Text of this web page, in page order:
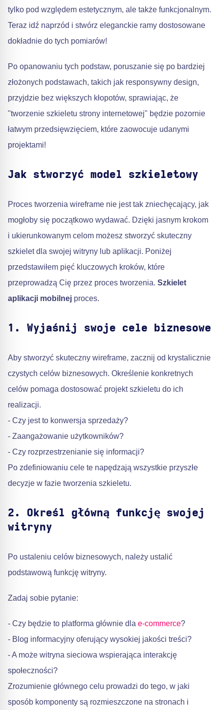
tylko pod względem estetycznym, ale także funkcjonalnym.
Teraz idź naprzód i stwórz eleganckie ramy dostosowane
dokładnie do tych pomiarów!
Po opanowaniu tych podstaw, poruszanie się po bardziej
złożonych podstawach, takich jak responsywny design,
przyjdzie bez większych kłopotów, sprawiając, że
"tworzenie szkieletu strony internetowej" będzie pozornie
łatwym przedsięwzięciem, które zaowocuje udanymi
projektami!
Jak stworzyć model szkieletowy
Proces tworzenia wireframe nie jest tak zniechęcający, jak
mogłoby się początkowo wydawać. Dzięki jasnym krokom
i ukierunkowanym celom możesz stworzyć skuteczny
szkielet dla swojej witryny lub aplikacji. Poniżej
przedstawiłem pięć kluczowych kroków, które
przeprowadzą Cię przez proces tworzenia. Szkielet
aplikacji mobilnej proces.
1. Wyjaśnij swoje cele biznesowe
Aby stworzyć skuteczny wireframe, zacznij od krystalicznie
czystych celów biznesowych. Określenie konkretnych
celów pomaga dostosować projekt szkieletu do ich
realizacji.
- Czy jest to konwersja sprzedaży?
- Zaangażowanie użytkowników?
- Czy rozprzestrzenianie się informacji?
Po zdefiniowaniu cele te napędzają wszystkie przyszłe
decyzje w fazie tworzenia szkieletu.
2. Określ główną funkcję swojej
witryny
Po ustaleniu celów biznesowych, należy ustalić
podstawową funkcję witryny.
Zadaj sobie pytanie:
- Czy będzie to platforma głównie dla e-commerce?
- Blog informacyjny oferujący wysokiej jakości treści?
- A może witryna sieciowa wspierająca interakcję
społeczności?
Zrozumienie głównego celu prowadzi do tego, w jaki
sposób komponenty są rozmieszczone na stronach i